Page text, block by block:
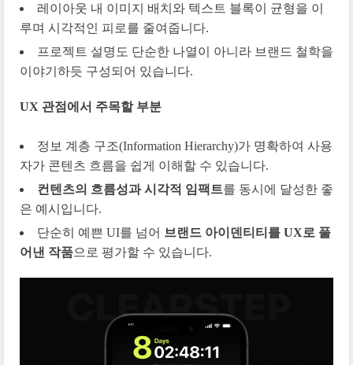
레이아웃 내 이미지 배치와 텍스트 블록이 균형을 이
루며 시각적인 피로를 줄여줍니다.
프로젝트 설명도 단순한 나열이 아니라 브랜드 철학을
이야기하듯 구성되어 있습니다.
UX 관점에서 주목할 부분
정보 계층 구조(Information Hierarchy)가 명확하여 사용
자가 콘텐츠 흐름을 쉽게 이해할 수 있습니다.
컨텐츠의 흐름성과 시각적 임팩트를 동시에 달성한 좋
은 예시입니다.
단순히 예쁜 UI를 넘어 브랜드 아이덴티티를 UX로 풀
어낸 작품으로 평가할 수 있습니다.